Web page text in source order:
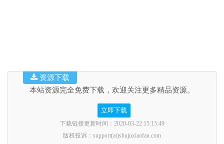
本站资源完全免费下载，欢迎关注更多精品资源。
立即下载
下载链接更新时间：2020-03-22 15:15:49
版权投诉：support(at)shujuxiaofan.com
资源下载